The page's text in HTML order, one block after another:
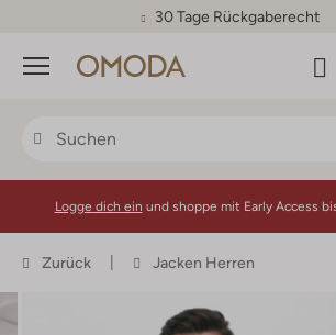
30 Tage Rückgaberecht
Menü
Logge dich ein und shoppe mit Early Access
Zurück Jacken Herren